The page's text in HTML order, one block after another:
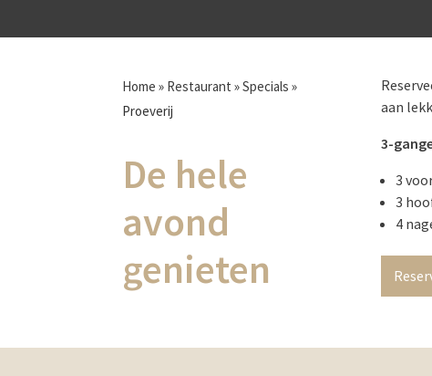
Home » Restaurant »Specials »
Proeverij
De hele
avond
genieten
aan
3-
3
3
4